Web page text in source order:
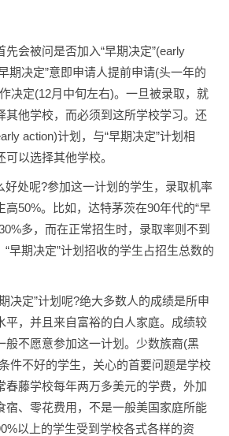
会被问是否加入“早期决定”(early
期决定”意即申请人提前申请(头一年的
决定(12月中旬左右)。一旦被录取，就
其他学校，而必须到这所学校学习。还
action)计划，与“早期决定”计划相
以选择其他学校。
好处呢?参加这一计划的学生，录取机率
高50%。比如，达特茅茨在90年代的“早
多，而在正常招生时，录取率则不到
早期决定”计划招收的学生占招生总数的
决定”计划呢?绝大多数人的成绩是所申
平，并且来自富裕的白人家庭。成绩较
般不愿意参加这一计划。少数族裔(黑
件不好的学生，关心的首要问题是学校
春藤学校每年两万多美元的学费，外加
宿、零花费用，不是一般美国家庭所能
以上的学生受到学校各式各样的资